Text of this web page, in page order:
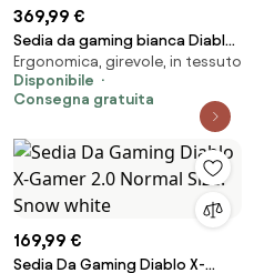
369,99 €
Sedia da gaming bianca Diablo
X.One Prime, Normal Size,
Ghosted White
Ergonomica, girevole, in tessuto
Disponibile
Consegna gratuita
169,99 €
Sedia Da Gaming Diablo X-